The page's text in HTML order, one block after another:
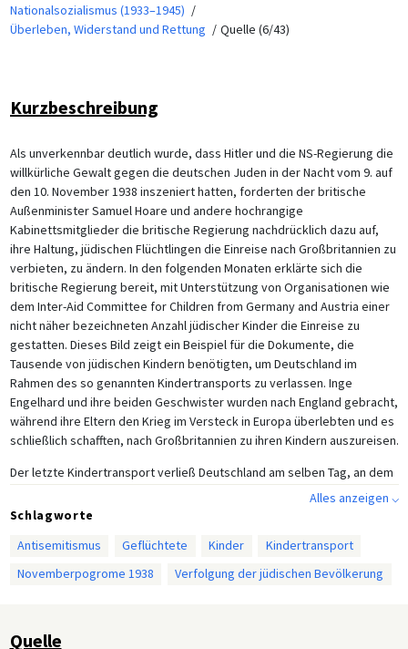
Nationalsozialismus (1933–1945)
Überleben, Widerstand und Rettung
Quelle (6/43)
Kurzbeschreibung
Als unverkennbar deutlich wurde, dass Hitler und die NS-Regierung die
willkürliche Gewalt gegen die deutschen Juden in der Nacht vom 9. auf
den 10. November 1938 inszeniert hatten, forderten der britische
Außenminister Samuel Hoare und andere hochrangige
Kabinettsmitglieder die britische Regierung nachdrücklich dazu auf,
ihre Haltung, jüdischen Flüchtlingen die Einreise nach Großbritannien zu
verbieten, zu ändern. In den folgenden Monaten erklärte sich die
britische Regierung bereit, mit Unterstützung von Organisationen wie
dem Inter-Aid Committee for Children from Germany and Austria einer
nicht näher bezeichneten Anzahl jüdischer Kinder die Einreise zu
gestatten. Dieses Bild zeigt ein Beispiel für die Dokumente, die
Tausende von jüdischen Kindern benötigten, um Deutschland im
Rahmen des so genannten Kindertransports zu verlassen. Inge
Engelhard und ihre beiden Geschwister wurden nach England gebracht,
während ihre Eltern den Krieg im Versteck in Europa überlebten und es
schließlich schafften, nach Großbritannien zu ihren Kindern auszureisen.
Der letzte Kindertransport verließ Deutschland am selben Tag, an dem
der Zweite Weltkrieg begann, am 1. September 1939. Im Allgemeinen
wurden die Flüchtlingskinder während ihrer Reise und bei ihrer Ankunft
Pflegefamilien, Wohnheimen und Wohngruppen untergebracht.
Jugendliche, die älter als 14 Jahre waren, wurden nach ihrer
diesen Transporten der Verfolgung durch die Nationalsozialisten
Alles anzeigen ⌵
Schlagworte
Antisemitismus
Geflüchtete Kinder
Kindertransport
Novemberpogrome 1938
Verfolgung der jüdischen Bevölkerung
Quelle